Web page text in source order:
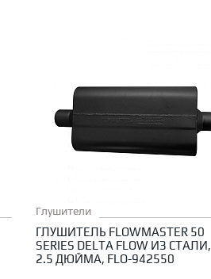
Глушители
ГЛУШИТЕЛЬ FLOWMASTER 50
SERIES DELTA FLOW ИЗ СТАЛИ,
2.5 ДЮЙМА, FLO-942550